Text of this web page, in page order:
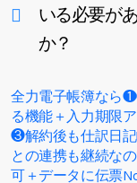
いる必要が
か？
全力電子帳簿なら
る機能＋入力期限
❸解約後も仕訳日
との連携も継続な
可＋データに伝票